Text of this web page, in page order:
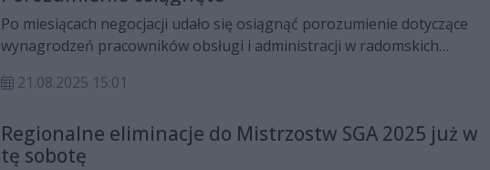
Po miesiącach negocjacji udało się osiągnąć porozumienie dotyczące
wynagrodzeń pracowników obsługi i administracji w radomskich
zgodzić się zarówno związki zawodowe, jak i władze miasta, pensje tej
21.08.2025 15:01
Regionalne eliminacje do Mistrzostw SGA 2025 już w
tę sobotę